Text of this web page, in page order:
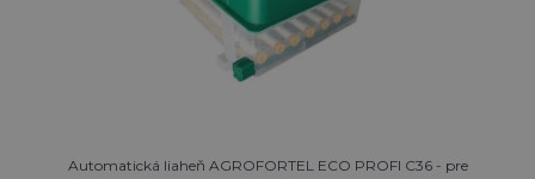
Automatická liaheň AGROFORTEL ECO PROFI C36 - pre